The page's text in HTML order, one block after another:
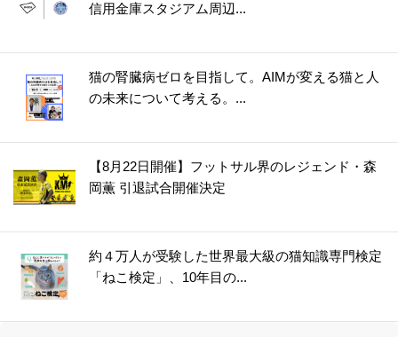
信用金庫スタジアム周辺...
猫の腎臓病ゼロを目指して。AIMが変える猫と人
の未来について考える。...
【8月22日開催】フットサル界のレジェンド・森
岡薫 引退試合開催決定
約４万人が受験した世界最大級の猫知識専門検定
「ねこ検定」、10年目の...